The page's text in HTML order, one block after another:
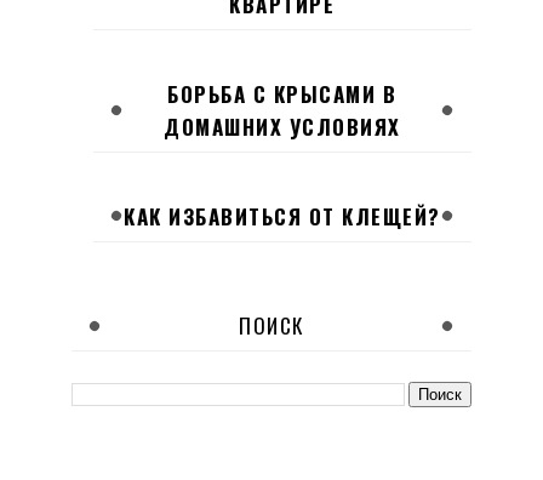
БОРЬБА С КРЫСАМИ В
ДОМАШНИХ УСЛОВИЯХ
КАК ИЗБАВИТЬСЯ ОТ КЛЕЩЕЙ?
ПОИСК